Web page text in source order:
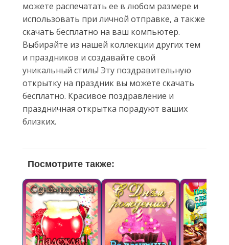
можете распечатать ее в любом размере и
использовать при личной отправке, а также
скачать бесплатно на ваш компьютер.
Выбирайте из нашей коллекции других тем
и праздников и создавайте свой
уникальный стиль! Эту поздравительную
открытку на праздник вы можете скачать
бесплатно. Красивое поздравление и
праздничная открытка порадуют ваших
близких.
Посмотрите также: